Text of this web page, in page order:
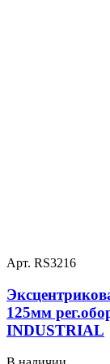
Арт. RS3216
125мм
INDUSTRIAL